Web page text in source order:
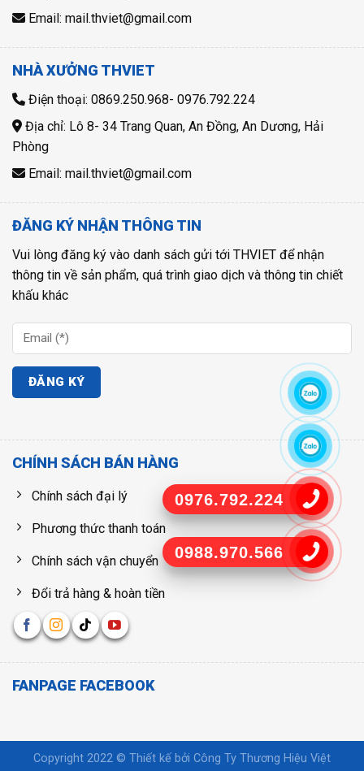
0976.792.224
0988.970.566
Email: mail.thviet@gmail.com
NHÀ XƯỞNG THVIET
Điện thoại: 0869.250.968- 0976.792.224
Địa chỉ: Lô 8- 34 Trang Quan, An Đồng, An Dương, Hải
Phòng
Email: mail.thviet@gmail.com
CHÍNH SÁCH BÁN HÀNG
Chính sách đại lý
Phương thức thanh toán
Chính sách vận chuyển
Đổi trả hàng & hoàn tiền
ĐĂNG KÝ NHẬN THÔNG TIN
Vui lòng đăng ký vào danh sách gửi tới THVIET để nhận
thông tin về sản phẩm, quá trình giao dịch và thông tin chiết
khấu khác
FANPAGE FACEBOOK
Copyright 2022 © Thiết kế bởi Công Ty Thương Hiệu Việt